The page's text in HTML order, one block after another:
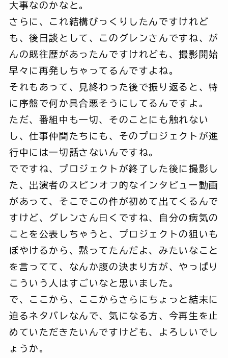
大事なのかなと。
さらに、これ結構びっくりしたんですけれど
も、後日談として、このグレンさんですね、が
んの既往歴があったんですけれども、撮影開始
早々に再発しちゃってるんですよね。
それもあって、見終わった後で振り返ると、特
に序盤で何か具合悪そうにしてるんですよ。
ただ、番組中も一切、そのことにも触れない
し、仕事仲間たちにも、そのプロジェクトが進
行中には一切話さないんですね。
でですね、プロジェクトが終了した後に撮影し
た、出演者のスピンオフ的なインタビュー動画
があって、そこでこの件が初めて出てくるんで
すけど、グレンさん曰くですね、自分の病気の
ことを公表しちゃうと、プロジェクトの狙いも
ぼやけるから、黙ってたんだよ、みたいなこと
を言ってて、なんか腹の決まり方が、やっぱり
こういう人はすごいなと思いました。
で、ここから、ここからさらにちょっと結末に
迫るネタバレなんで、気になる方、今再生を止
めていただきたいんですけども、よろしいでし
ょうか。